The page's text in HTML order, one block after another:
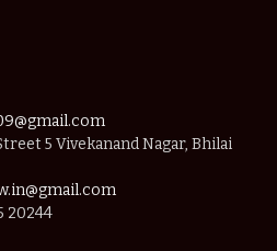
5 Vivekanand Nagar, Bhilai
20244